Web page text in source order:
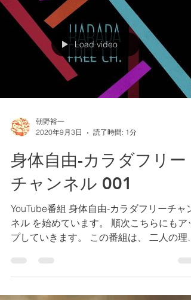
Load video
朝野裕一
2020年9月3日
読了時間: 1分
身体自由-カラダフリー
チャンネル 001
YouTube番組 身体自由-カラダフリーチャン
ネル を始めています。 順次こちらにもアッ
プしていきます。 この番組は、 二人の理学
グ・エクササイズ（現在は、...